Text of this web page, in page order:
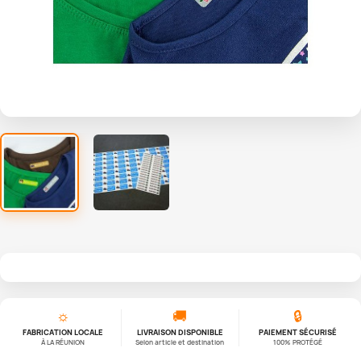
☼
FABRICATION LOCALE
À LA RÉUNION
🚚
LIVRAISON DISPONIBLE
Selon article et destination
🔒
PAIEMENT SÉCURISÉ
100% PROTÉGÉ